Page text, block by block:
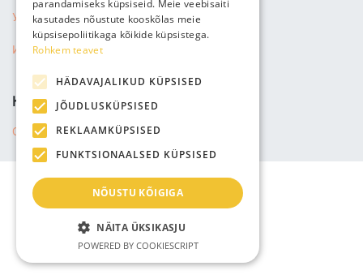
Условия продажи
Информация о доставке
КОМПАНИЯ
О нас
parandamiseks küpsiseid. Meie veebisaiti
kasutades nõustute kooskõlas meie
küpsisepoliitikaga kõikide küpsistega.
Rohkem teavet
HÄDAVAJALIKUD KÜPSISED
JÕUDLUSKÜPSISED
REKLAAMKÜPSISED
FUNKTSIONAALSED KÜPSISED
NÕUSTU KÕIGIGA
NÄITA ÜKSIKASJU
POWERED BY COOKIESCRIPT